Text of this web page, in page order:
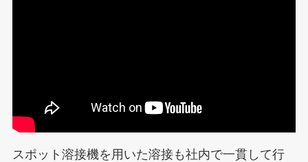
スポット溶接機を用いた溶接も社内で一貫して行